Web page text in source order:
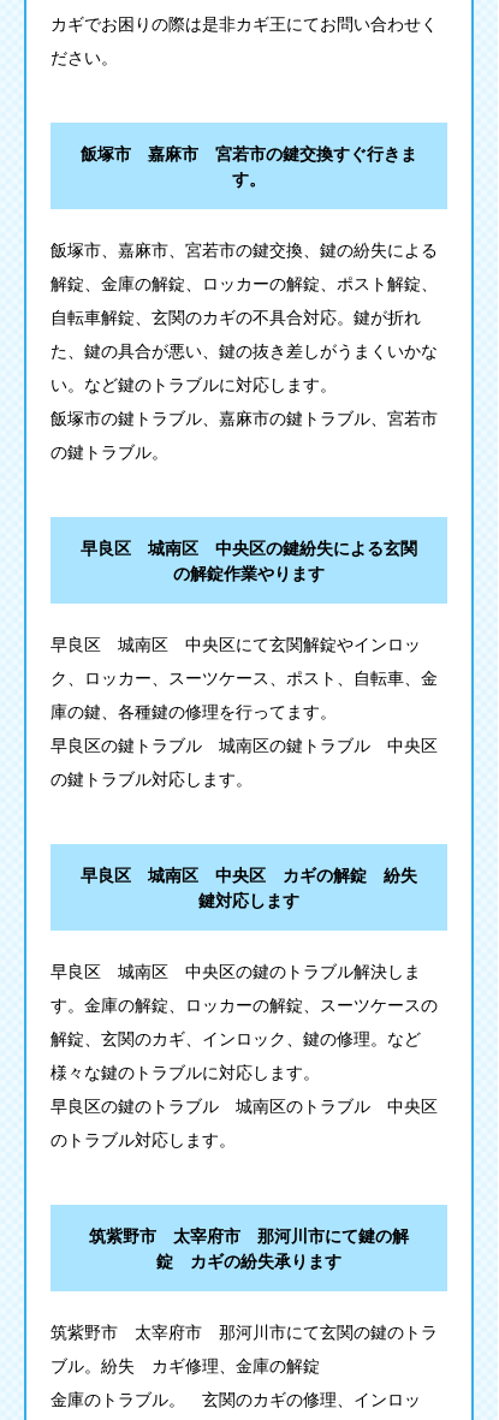
カギでお困りの際は是非カギ王にてお問い合わせく
ださい。
飯塚市 嘉麻市 宮若市の鍵交換すぐ行きま
す。
飯塚市、嘉麻市、宮若市の鍵交換、鍵の紛失による
解錠、金庫の解錠、ロッカーの解錠、ポスト解錠、
自転車解錠、玄関のカギの不具合対応。鍵が折れ
た、鍵の具合が悪い、鍵の抜き差しがうまくいかな
い。など鍵のトラブルに対応します。
飯塚市の鍵トラブル、嘉麻市の鍵トラブル、宮若市
の鍵トラブル。
早良区 城南区 中央区の鍵紛失による玄関
の解錠作業やります
早良区 城南区 中央区にて玄関解錠やインロッ
ク、ロッカー、スーツケース、ポスト、自転車、金
庫の鍵、各種鍵の修理を行ってます。
早良区の鍵トラブル 城南区の鍵トラブル 中央区
の鍵トラブル対応します。
早良区 城南区 中央区 カギの解錠 紛失
鍵対応します
早良区 城南区 中央区の鍵のトラブル解決しま
す。金庫の解錠、ロッカーの解錠、スーツケースの
解錠、玄関のカギ、インロック、鍵の修理。など
様々な鍵のトラブルに対応します。
早良区の鍵のトラブル 城南区のトラブル 中央区
のトラブル対応します。
筑紫野市 太宰府市 那河川市にて鍵の解
錠 カギの紛失承ります
筑紫野市 太宰府市 那河川市にて玄関の鍵のトラ
ブル。紛失 カギ修理、金庫の解錠
金庫のトラブル。 玄関のカギの修理、インロッ